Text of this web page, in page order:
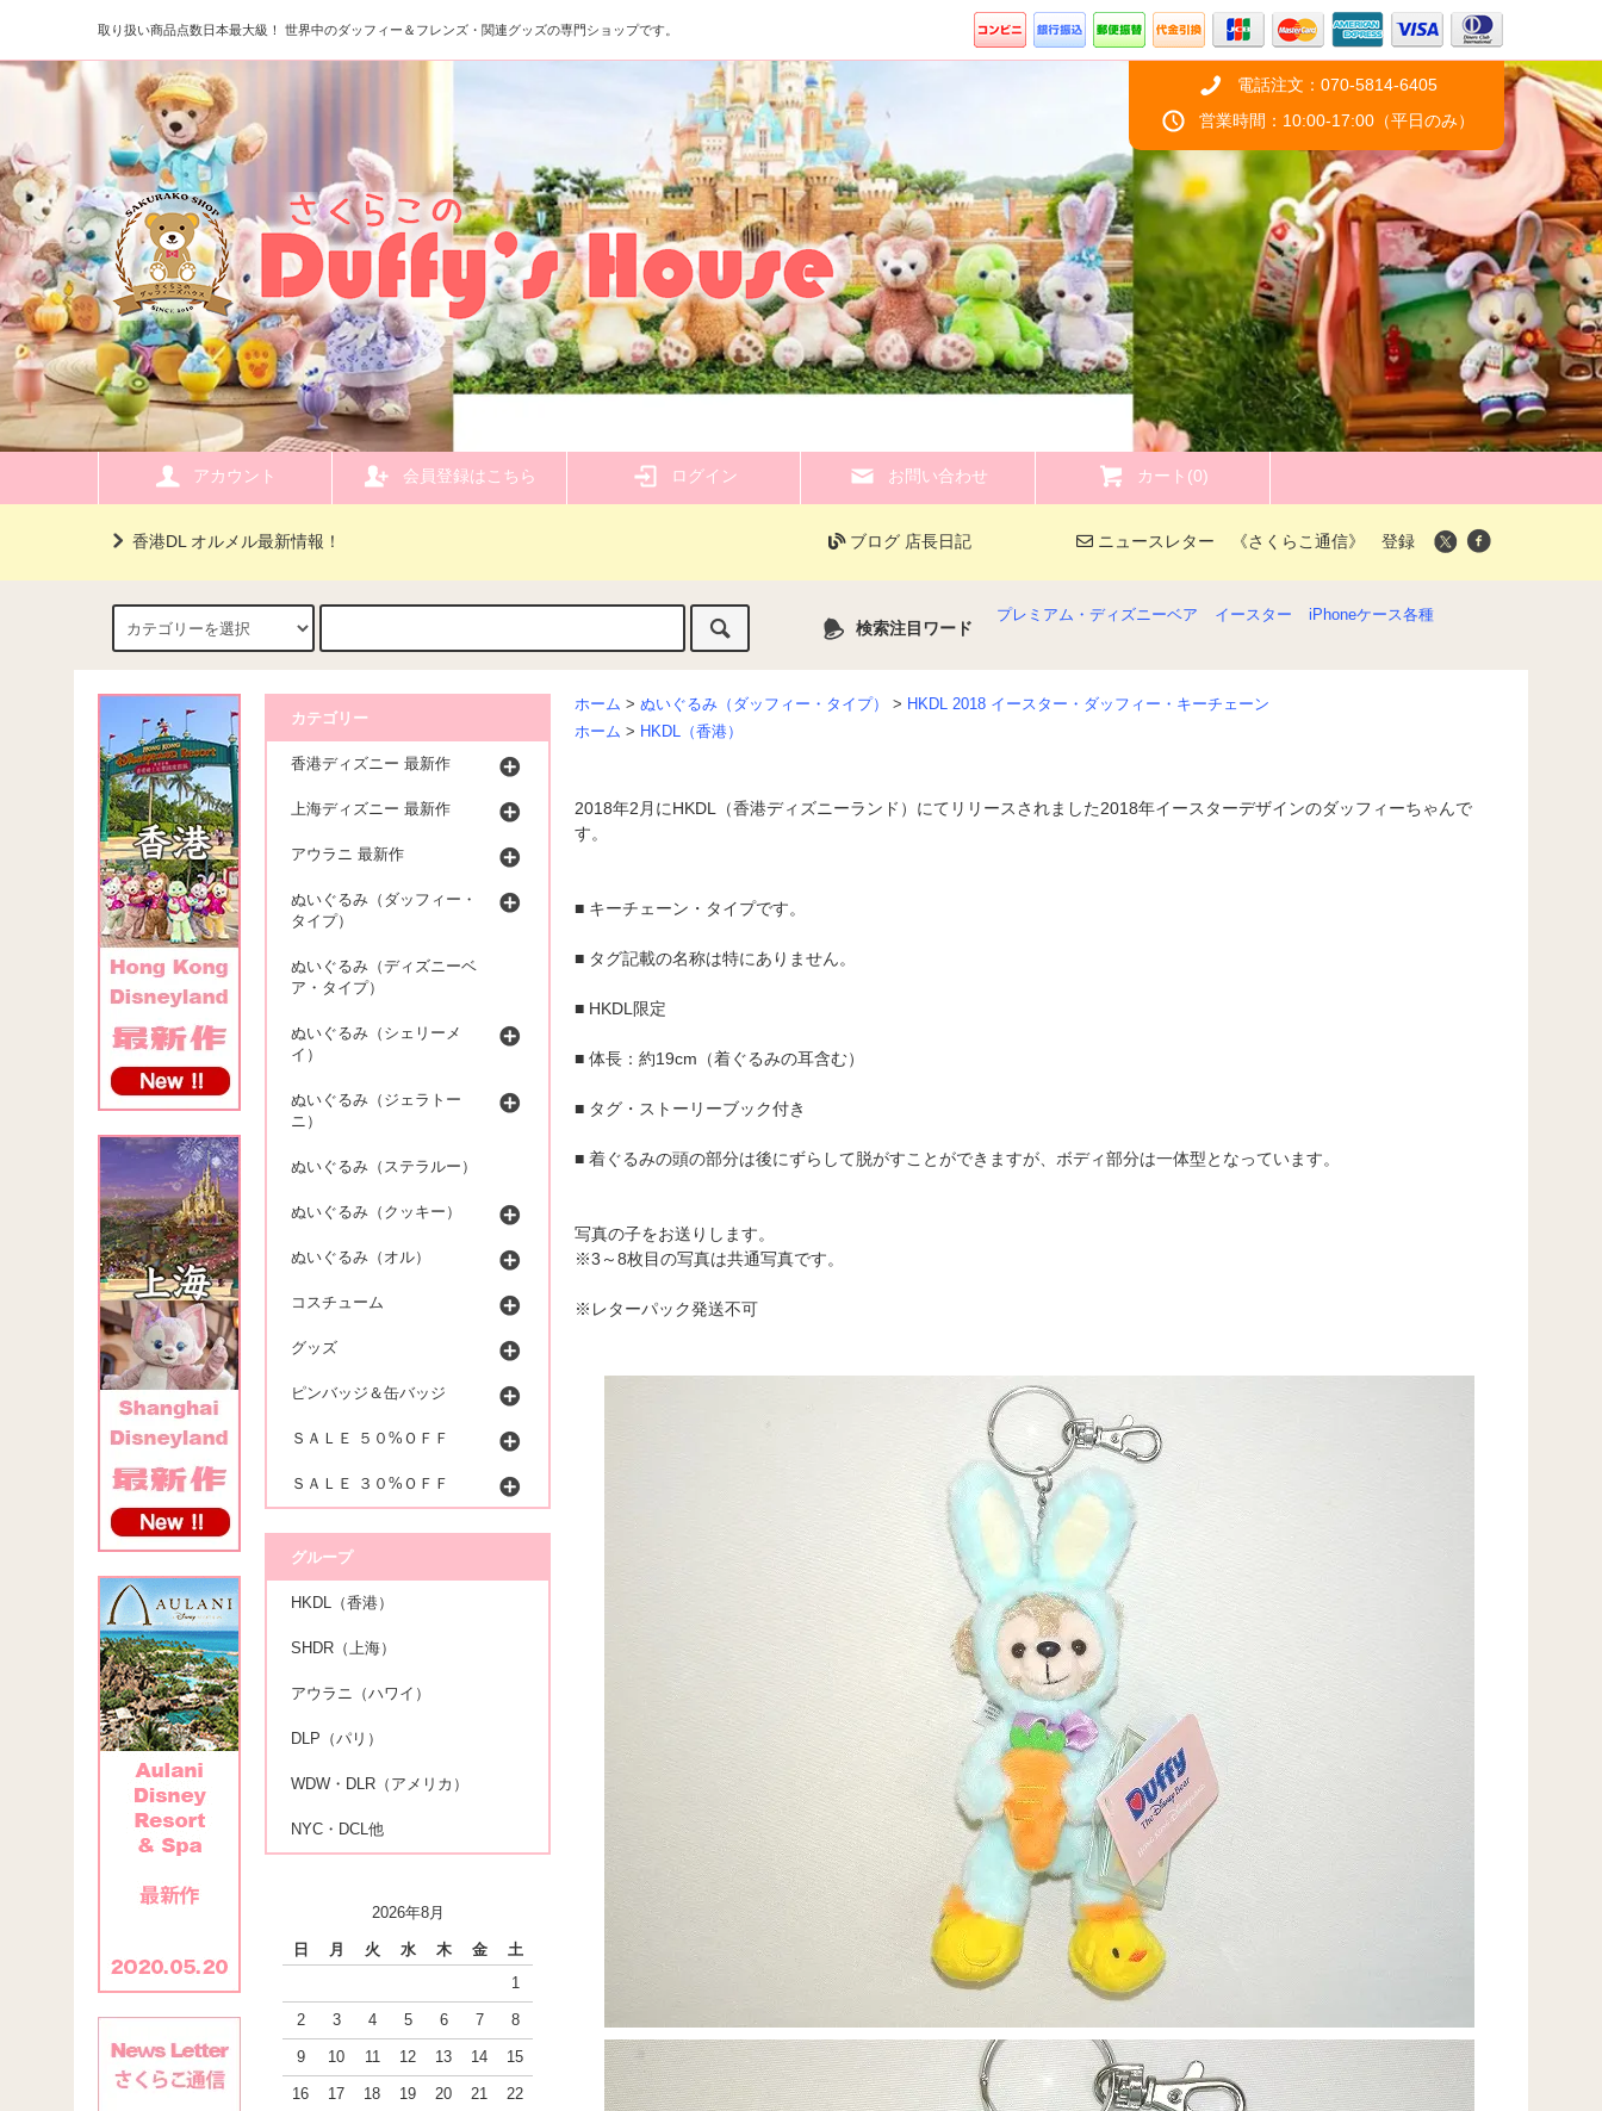
取り扱い商品点数日本最大級！ 世界中のダッフィー＆フレンズ・関連グッズの専門ショップです。
電話注文：070-5814-6405
営業時間：10:00-17:00（平日のみ）
アカウント 会員登録はこちら ログイン お問い合わせ カート(0)
香港DL オルメル最新情報！ ブログ 店長日記 ニュースレター 《さくらこ通信》 登録
検索注目ワード
プレミアム・ディズニーベア イースター iPhoneケース各種
ホーム > ぬいぐるみ（ダッフィー・タイプ） > HKDL 2018 イースター・ダッフィー・キーチェーン
ホーム > HKDL（香港）
2018年2月にHKDL（香港ディズニーランド）にてリリースされました2018年イースターデザインのダッフィーちゃんで
す。
■ キーチェーン・タイプです。
■ タグ記載の名称は特にありません。
■ HKDL限定
■ 体長：約19cm（着ぐるみの耳含む）
■ タグ・ストーリーブック付き
■ 着ぐるみの頭の部分は後にずらして脱がすことができますが、ボディ部分は一体型となっています。
写真の子をお送りします。
※3～8枚目の写真は共通写真です。
※レターパック発送不可
カテゴリー
香港ディズニー 最新作
上海ディズニー 最新作
アウラニ 最新作
ぬいぐるみ（ダッフィー・
タイプ）
ぬいぐるみ（ディズニーベ
ア・タイプ）
ぬいぐるみ（シェリーメ
イ）
ぬいぐるみ（ジェラトー
ニ）
ぬいぐるみ（ステラルー）
ぬいぐるみ（クッキー）
ぬいぐるみ（オル）
コスチューム
グッズ
ピンバッジ＆缶バッジ
ＳＡＬＥ ５０%ＯＦＦ
ＳＡＬＥ ３０%ＯＦＦ
グループ
HKDL（香港）
SHDR（上海）
アウラニ（ハワイ）
DLP（パリ）
WDW・DLR（アメリカ）
NYC・DCL他
2026年8月
日 月 火 水 木 金
土
1
2 3 4 5 6 7 8
9 10 11 12 13 14 15
16 17 18 19 20 21 22